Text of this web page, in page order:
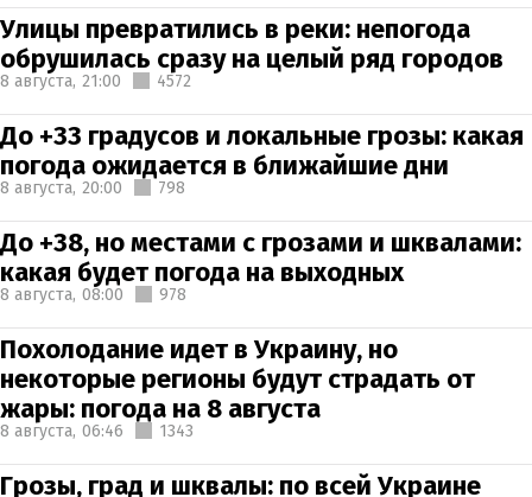
Улицы превратились в реки: непогода
обрушилась сразу на целый ряд городов
8 августа, 21:00 4572
До +33 градусов и локальные грозы: какая
погода ожидается в ближайшие дни
8 августа, 20:00 798
До +38, но местами с грозами и шквалами:
какая будет погода на выходных
8 августа, 08:00 978
Похолодание идет в Украину, но
некоторые регионы будут страдать от
жары: погода на 8 августа
8 августа, 06:46 1343
Грозы, град и шквалы: по всей Украине